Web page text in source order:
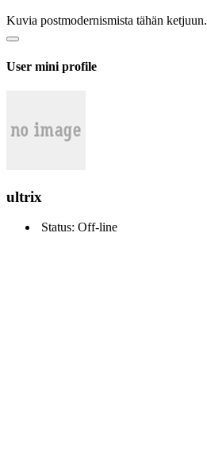
Kuvia postmodernismista tähän ketjuun.
User mini profile
ultrix
Status: Off-line